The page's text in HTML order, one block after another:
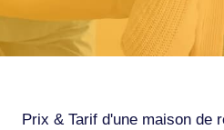
Prix & Tarif d'une maison de